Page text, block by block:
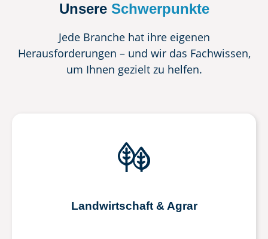
Unsere Schwerpunkte
Jede Branche hat ihre eigenen
Herausforderungen – und wir das Fachwissen,
um Ihnen gezielt zu helfen.
Landwirtschaft & Agrar